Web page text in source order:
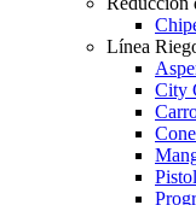
Línea
City